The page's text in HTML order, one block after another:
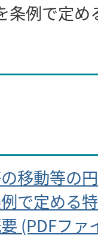
条例で定め
移動等の
で定める
(PDFファ